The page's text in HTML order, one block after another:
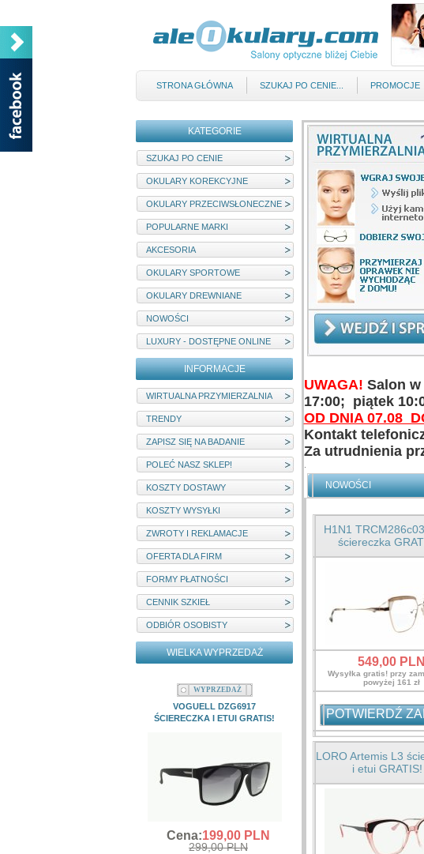
STRONA GŁÓWNA SZUKAJ PO CENIE... PROMOCJE
KATEGORIE
SZUKAJ PO CENIE
OKULARY KOREKCYJNE
OKULARY PRZECIWSŁONECZNE
POPULARNE MARKI
AKCESORIA
OKULARY SPORTOWE
OKULARY DREWNIANE
NOWOŚCI
LUXURY - DOSTĘPNE ONLINE
INFORMACJE
WIRTUALNA PRZYMIERZALNIA
TRENDY
ZAPISZ SIĘ NA BADANIE
POLEĆ NASZ SKLEP!
KOSZTY DOSTAWY
KOSZTY WYSYŁKI
ZWROTY I REKLAMACJE
OFERTA DLA FIRM
FORMY PŁATNOŚCI
CENNIK SZKIEŁ
ODBIÓR OSOBISTY
WIELKA WYPRZEDAŻ
WYPRZEDAŻ
VOGUELL DZG6917
ŚCIERECZKA I ETUI GRATIS!
Cena:199,00 PLN
299,00 PLN
WYPRZEDAŻ
MYSTIQUE M22204C1 ETUI
ŚCIERECZKA GRATIS!!!
Cena:139,00PLN
359,00 PLN
Wysyłka gratis! przy
powyżej 161 zł
UWAGA! Salon
17:00; piątek
OD DNIA 07.08
Kontakt
Za utrudnienia
NOWOŚCI
H1N1
ściereczka
549,00PLN
Wysyłka gratis! przy
powyżej 161 zł
POTWIERDŹ
LORO Artemis L3
i etui GRATIS!